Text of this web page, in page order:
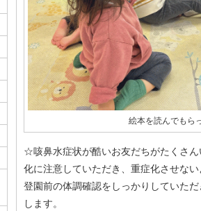
絵本を読んでもら
☆咳鼻水症状が酷いお友だちがたくさ
化に注意していただき、重症化させな
登園前の体調確認をしっかりしていた
します。